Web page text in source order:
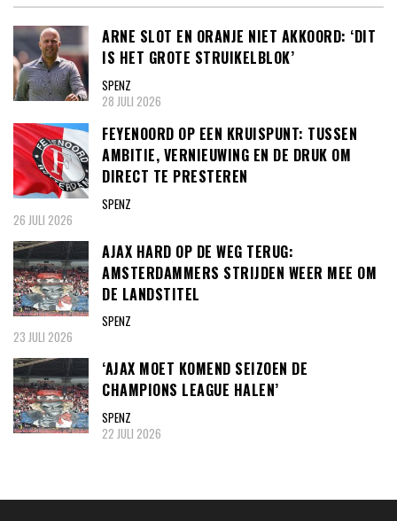
ARNE SLOT EN ORANJE NIET AKKOORD: ‘DIT
IS HET GROTE STRUIKELBLOK’
SPENZ
28 JULI 2026
FEYENOORD OP EEN KRUISPUNT: TUSSEN
AMBITIE, VERNIEUWING EN DE DRUK OM
DIRECT TE PRESTEREN
SPENZ
26 JULI 2026
AJAX HARD OP DE WEG TERUG:
AMSTERDAMMERS STRIJDEN WEER MEE OM
DE LANDSTITEL
SPENZ
23 JULI 2026
‘AJAX MOET KOMEND SEIZOEN DE
CHAMPIONS LEAGUE HALEN’
SPENZ
22 JULI 2026